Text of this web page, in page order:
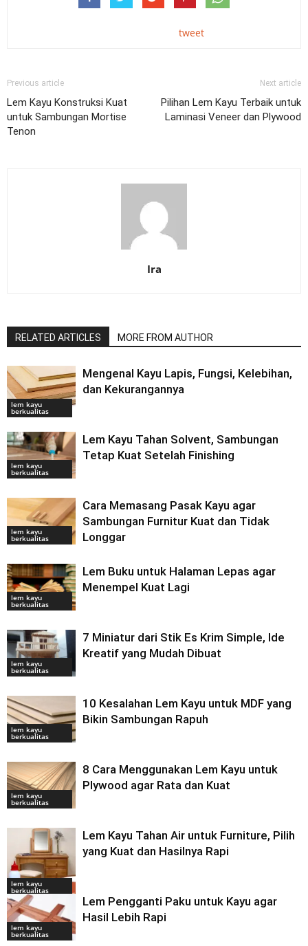
tweet
Previous article
Lem Kayu Konstruksi Kuat
untuk Sambungan Mortise
Tenon
Next article
Pilihan Lem Kayu Terbaik untuk
Laminasi Veneer dan Plywood
Ira
RELATED ARTICLES MORE FROM AUTHOR
lem kayu
berkualitas
Mengenal Kayu Lapis, Fungsi, Kelebihan,
dan Kekurangannya
lem kayu
berkualitas
Lem Kayu Tahan Solvent, Sambungan
Tetap Kuat Setelah Finishing
lem kayu
berkualitas
Cara Memasang Pasak Kayu agar
Sambungan Furnitur Kuat dan Tidak
Longgar
lem kayu
berkualitas
Lem Buku untuk Halaman Lepas agar
Menempel Kuat Lagi
lem kayu
berkualitas
7 Miniatur dari Stik Es Krim Simple, Ide
Kreatif yang Mudah Dibuat
lem kayu
berkualitas
10 Kesalahan Lem Kayu untuk MDF yang
Bikin Sambungan Rapuh
lem kayu
berkualitas
8 Cara Menggunakan Lem Kayu untuk
Plywood agar Rata dan Kuat
lem kayu
berkualitas
Lem Kayu Tahan Air untuk Furniture, Pilih
yang Kuat dan Hasilnya Rapi
lem kayu
berkualitas
Lem Pengganti Paku untuk Kayu agar
Hasil Lebih Rapi